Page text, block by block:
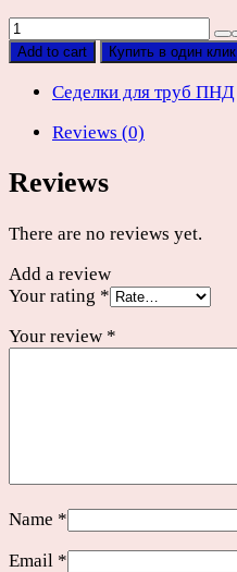
Седелка
с
отводом
D25х1/2
Add to cart Купить в один клик
Седелки для труб ПНД
Reviews (0)
Reviews
There are no reviews yet.
Add a review
Your rating *
Your review *
Name *
Email *